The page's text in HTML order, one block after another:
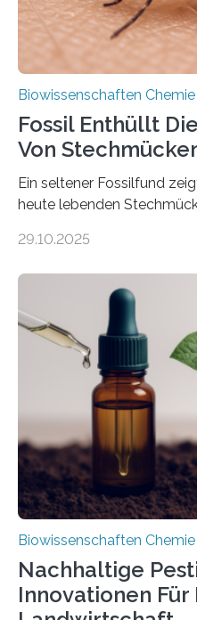
Biowissenschaften Chemie
Fossil Enthüllt
Von
Ein seltener Fossilfund
heute lebenden
Forschende die bisher
Region Kachin in Myanmar
ausgezeichnetem Zustand
Art einer neuen Gattung
nun den Namen
fossile Nachweis einer
stellt gleichzeitig den
Mückenlarve aus dem
29.10.2025
Biowissenschaften Chemie
Nachhaltige
Innovationen Für